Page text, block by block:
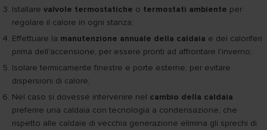
Istallare valvole termostatiche o termostati ambiente per
regolare il calore in ogni stanza;
Effettuare la manutenzione annuale della caldaia e dei caloriferi
prima dell'accensione, per essere pronti ad affrontare l'inverno;
Isolare termicamente finestre e porte esterne, per evitare
dispersioni di calore;
Nel caso si dovesse intervenire nel cambio della caldaia
preferire una caldaia con tecnologia a condensazione, che
rispetto alle caldaie di vecchia generazione elimina gli sprechi di